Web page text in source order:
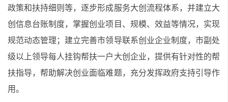
政策和扶持细则等，逐步形成服务大创流程体系，并建立大
创信息台账制度，掌握创业项目、规模、效益等情况，实现
规范动态管理；建立完善市领导联系创业企业制度，市副处
级以上领导每人挂钩帮扶一户大创企业，提供有针对性的帮
扶指导，帮助解决创业面临难题，充分发挥政府支持引导作
用。